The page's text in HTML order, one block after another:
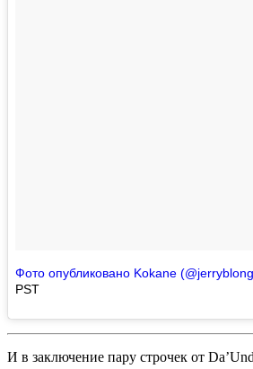
Фото опубликовано Kokane
PST
И в заключение пару строчек от